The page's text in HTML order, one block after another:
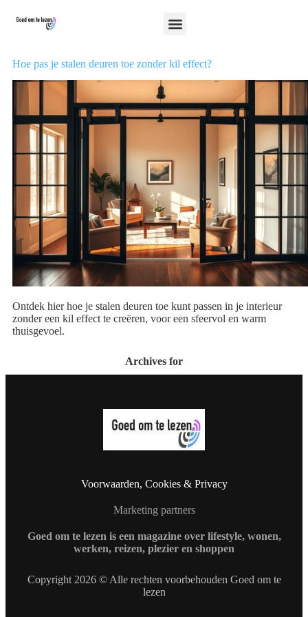
Hoe pas je stalen deuren toe zonder kil effect?
Ontdek hier hoe je stalen deuren toe kunt passen in je interieur
zonder een kil effect te creëren, voor een sfeervol en warm
thuisgevoel.
Archives for
Voorwaarden, Cookies & Privacy
Marketing partners
Goed om te lezen is een magazine over lifestyle, wonen,
werken, reizen, plezier en shoppen
Copyright 2026 © Alle rechten voorbehouden Goed om te
lezen